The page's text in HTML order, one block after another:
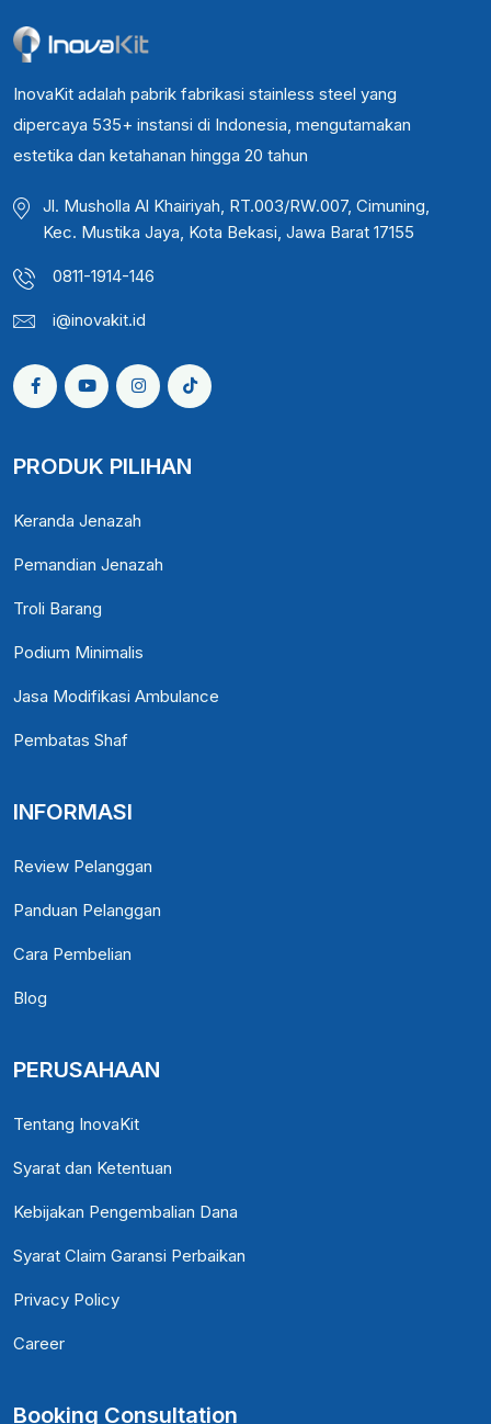
InovaKit adalah pabrik fabrikasi stainless steel yang
dipercaya 535+ instansi di Indonesia, mengutamakan
estetika dan ketahanan hingga 20 tahun
Jl. Musholla Al Khairiyah, RT.003/RW.007, Cimuning,
Kec. Mustika Jaya, Kota Bekasi, Jawa Barat 17155
0811-1914-146
i@inovakit.id
PRODUK PILIHAN
Keranda Jenazah
Pemandian Jenazah
Troli Barang
Podium Minimalis
Jasa Modifikasi Ambulance
Pembatas Shaf
INFORMASI
Review Pelanggan
Panduan Pelanggan
Cara Pembelian
Blog
PERUSAHAAN
Tentang InovaKit
Syarat dan Ketentuan
Kebijakan Pengembalian Dana
Syarat Claim Garansi Perbaikan
Privacy Policy
Career
Booking Consultation